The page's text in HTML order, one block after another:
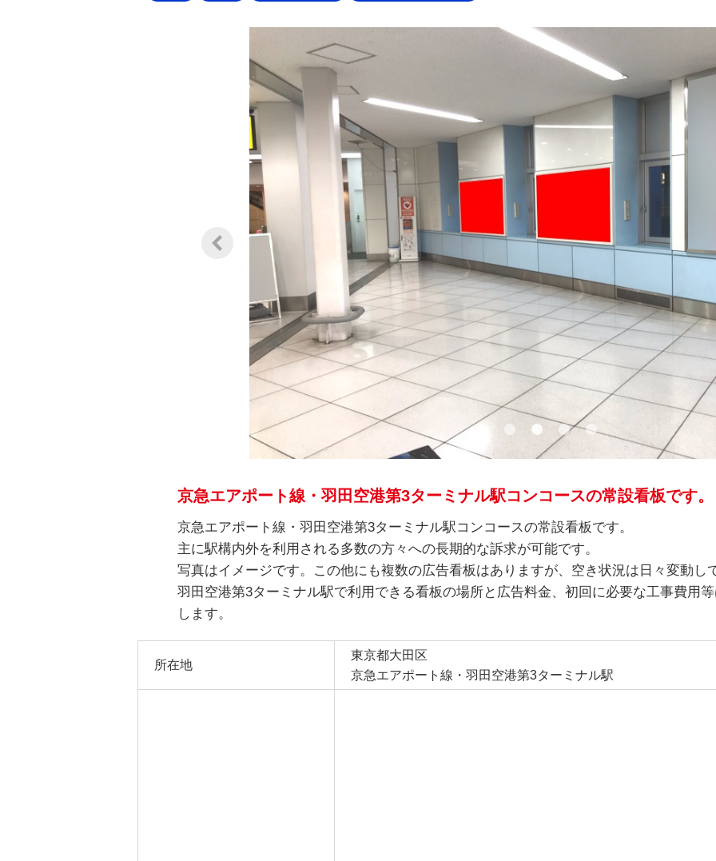
京急エアポート線・羽田空港第3ターミナル駅コンコースの常設看板です。
京急エアポート線・羽田空港第3ターミナル駅コンコースの常設看板です。
主に駅構内外を利用される多数の方々への長期的な訴求が可能です。
写真はイメージです。この他にも複数の広告看板はありますが、空き状況は日々変動し
羽田空港第3ターミナル駅で利用できる看板の場所と広告料金、初回に必要な工事費用
します。
所在地
東京都大田区
京急エアポート線・羽田空港第3ターミナル駅